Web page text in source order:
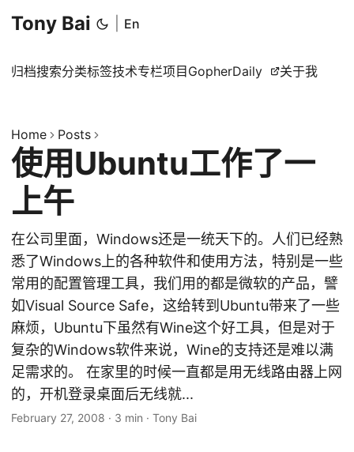
Tony Bai En
归档搜索分类标签技术专栏项目 GopherDaily 关于我
Home Posts
使用Ubuntu工作了一
上午
在公司里面，Windows还是一统天下的。人们已经熟
悉了Windows上的各种软件和使用方法，特别是一些
常用的配置管理工具，我们用的都是微软的产品，譬
如Visual Source Safe，这给转到Ubuntu带来了一些
麻烦，Ubuntu下虽然有Wine这个好工具，但是对于
复杂的Windows软件来说，Wine的支持还是难以满
足需求的。 在家里的时候一直都是用无线路由器上网
的，开机登录桌面后无线就...
February 27, 2008 · 3 min · Tony Bai